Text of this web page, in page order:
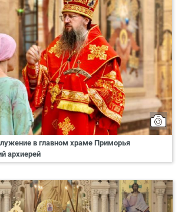
в главном храме Приморья
архиерей